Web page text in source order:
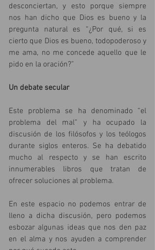
desconciertan, y esto porque siempre
nos han dicho que Dios es bueno y la
pregunta natural es “¿Por qué, si es
cierto que Dios es bueno, todopoderoso y
me ama, no me concede aquello que le
pido en la oración?”
Un debate secular
Este problema se ha denominado “el
problema del mal” y ha ocupado la
discusión de los filósofos y los teólogos
durante siglos enteros. Se ha debatido
mucho al respecto y se han escrito
innumerables libros que tratan de
ofrecer soluciones al problema.
En este espacio no podemos entrar de
lleno a dicha discusión, pero podemos
esbozar algunas ideas que nos den paz
en el alma y nos ayuden a comprender